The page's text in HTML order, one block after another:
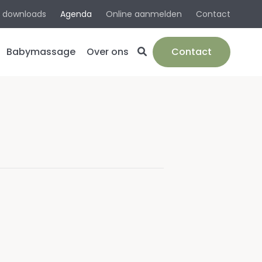
downloads Agenda Online aanmelden Contact
Babymassage Over ons Contact